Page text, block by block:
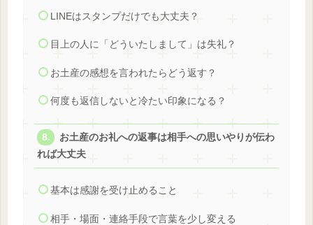
LINEはスタンプだけでも大丈夫？
目上の人に「どういたしまして」は失礼？
お土産の感想を言われたらどう返す？
何度も返信しないと冷たい印象になる？
お土産のお礼への返事は相手への思いやりが伝わ
れば大丈夫
基本は感謝を受け止めること
相手・場面・連絡手段で言葉を少し変える